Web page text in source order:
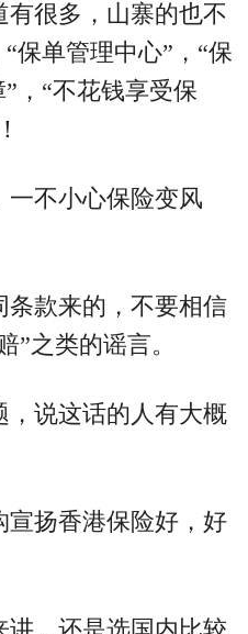
有很多，山寨的也不
保单管理中心”，“保
，“不花钱享受保
一不小心保险变风
条款来的，不要相信
”之类的谣言。
，说这话的人有大概
宣扬香港保险好，好